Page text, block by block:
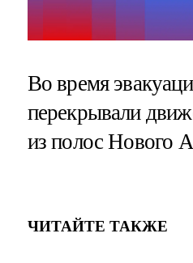
Во время
перекрывали
из полос Нового
ЧИТАЙТЕ ТАКЖЕ